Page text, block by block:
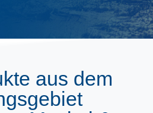
aus dem